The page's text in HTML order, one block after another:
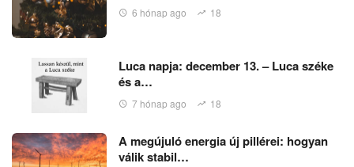
6 hónap ago 18
Luca napja: december 13. – Luca széke
és a…
7 hónap ago 18
A megújuló energia új pillérei: hogyan
válik stabil…